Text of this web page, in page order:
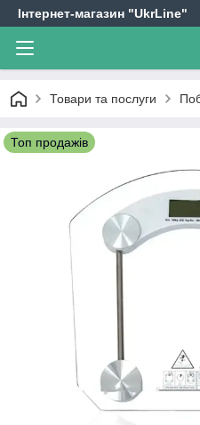
Інтернет-магазин "UkrLine"
Товари та послуги
Топ продажів